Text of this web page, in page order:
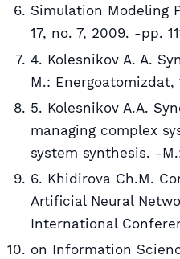
Simulation Modeling
17, no. 7, 2009. -pp.
4. Kolesnikov A. A.
M.: Energoatomizdat,
5. Kolesnikov A.A.
managing complex
system synthesis. -
6. Khidirova Ch.M.
Artificial Neural
International
on Information